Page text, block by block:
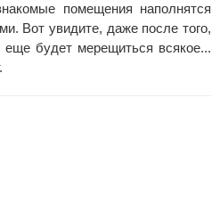
помещения наполнятся
Вот увидите, даже после того,
еще будет мерещиться всякое...